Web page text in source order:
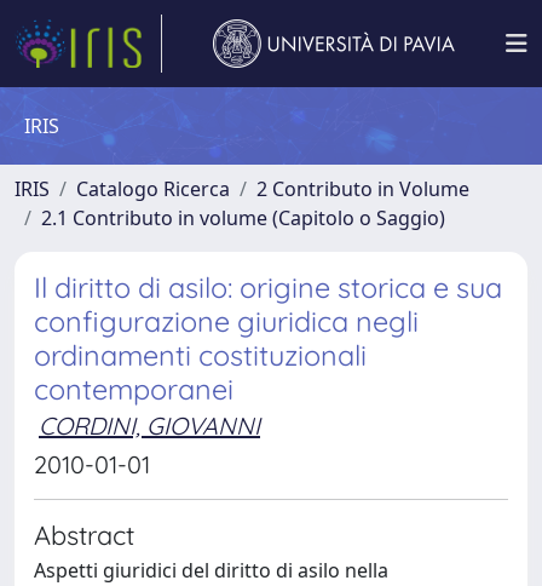
IRIS
IRIS Catalogo Ricerca
2 Contributo in Volume
2.1 Contributo in volume (Capitolo o Saggio)
Il diritto di asilo: origine storica e sua
configurazione giuridica negli
ordinamenti costituzionali
contemporanei
CORDINI, GIOVANNI
2010-01-01
Abstract
Aspetti giuridici del diritto di asilo nella